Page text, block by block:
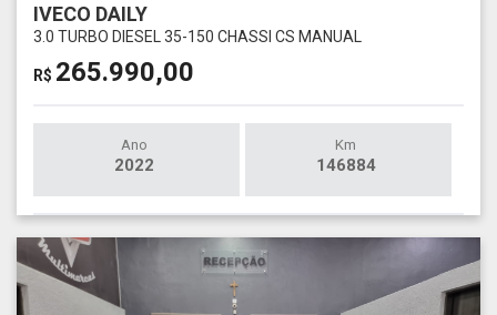
IVECO DAILY
3.0 TURBO DIESEL 35-150 CHASSI CS MANUAL
R$ 265.990,00
Ano
2022
Km
146884